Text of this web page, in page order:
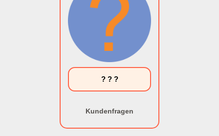
? ? ?
Kundenfragen